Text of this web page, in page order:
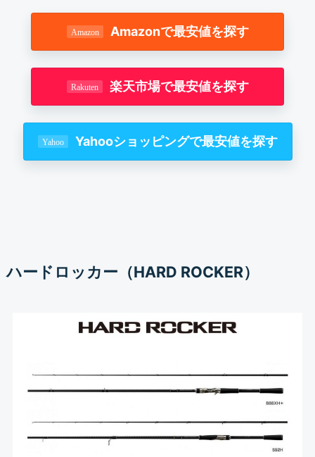
Amazonで最安値を探す
楽天市場で最安値を探す
Yahooショッピングで最安値を探す
ハードロッカー（HARD ROCKER）